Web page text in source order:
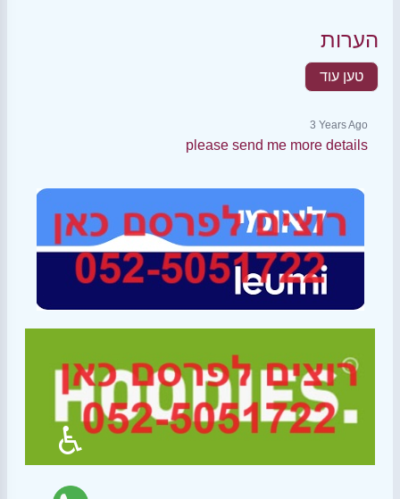
הערות
טען עוד
3 Years Ago
please send me more details
♿